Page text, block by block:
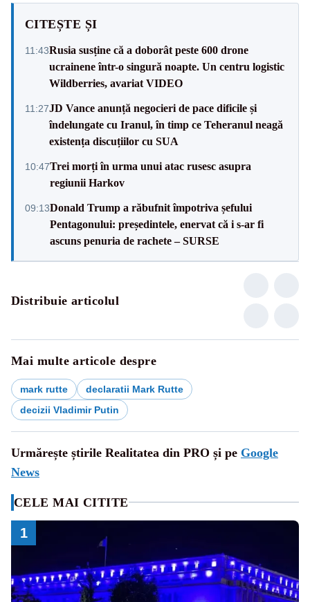
CITEȘTE ȘI
11:43Rusia susține că a doborât peste 600 drone
ucrainene într-o singură noapte. Un centru logistic
Wildberries, avariat VIDEO
11:27JD Vance anunță negocieri de pace dificile și
îndelungate cu Iranul, în timp ce Teheranul neagă
existența discuțiilor cu SUA
10:47Trei morți în urma unui atac rusesc asupra
regiunii Harkov
09:13Donald Trump a răbufnit împotriva șefului
Pentagonului: președintele, enervat că i s-ar fi
ascuns penuria de rachete – SURSE
Distribuie articolul
Mai multe articole despre
mark rutte
declaratii Mark Rutte
decizii Vladimir Putin
Urmărește știrile Realitatea din PRO și pe Google
News
CELE MAI CITITE
1